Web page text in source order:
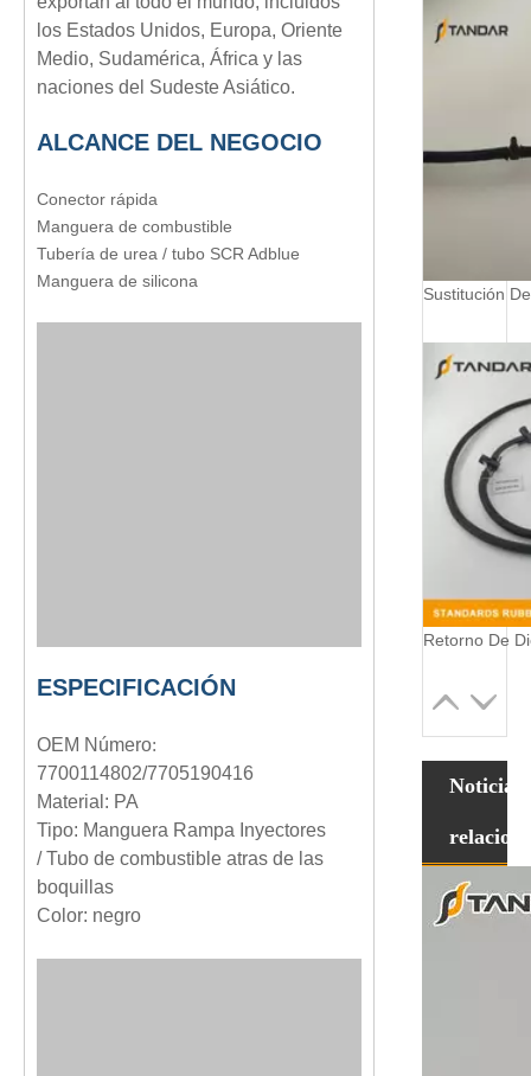
los Estados Unidos, Europa, Oriente
Medio, Sudamérica, África y las
naciones del Sudeste Asiático.
ALCANCE DEL NEGOCIO
Conector rápida
Manguera de combustible
Tubería de urea / tubo SCR Adblue
Manguera de silicona
ESPECIFICACIÓN
OEM Número:
7700114802/7705190416
Material: PA
Tipo: Manguera Rampa Inyectores
/ Tubo de combustible atras de las
boquillas
Color: negro
Noticias